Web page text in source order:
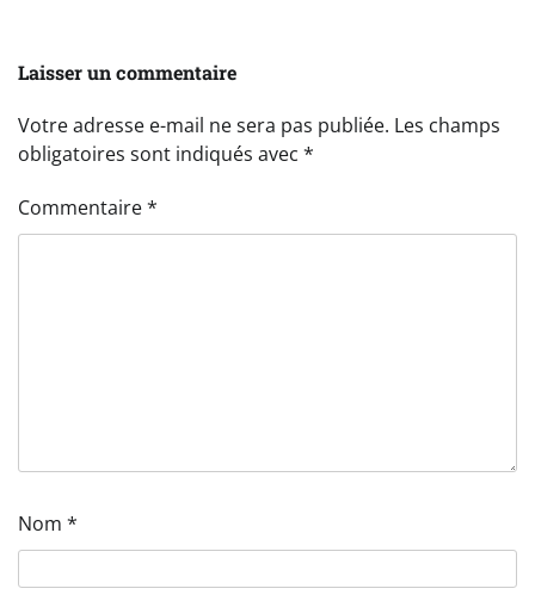
Laisser un commentaire
Votre adresse e-mail ne sera pas publiée. Les champs
obligatoires sont indiqués avec *
Commentaire*
Nom *